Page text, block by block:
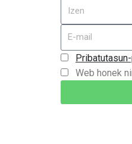
Web honek